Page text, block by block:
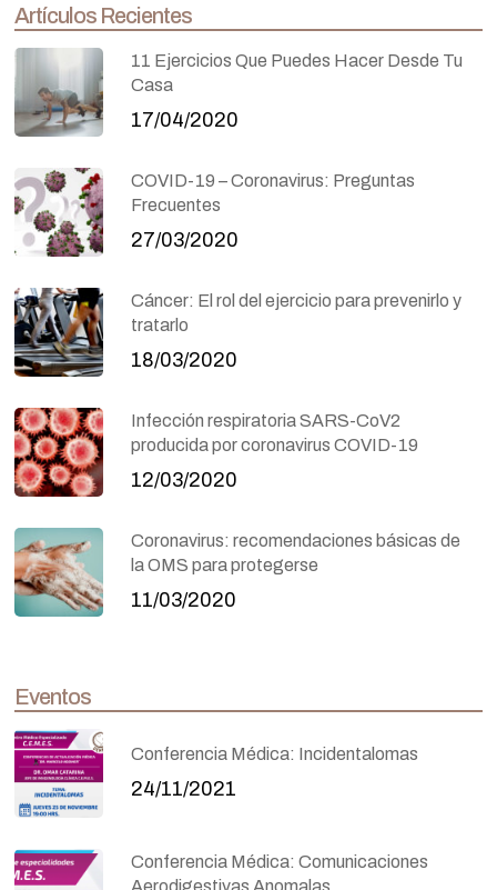
Artículos Recientes
11 Ejercicios Que Puedes Hacer Desde Tu
Casa
17/04/2020
COVID-19 – Coronavirus: Preguntas
Frecuentes
27/03/2020
Cáncer: El rol del ejercicio para prevenirlo y
tratarlo
18/03/2020
Infección respiratoria SARS-CoV2
producida por coronavirus COVID-19
12/03/2020
Coronavirus: recomendaciones básicas de
la OMS para protegerse
11/03/2020
Eventos
Conferencia Médica: Incidentalomas
24/11/2021
Conferencia Médica: Comunicaciones